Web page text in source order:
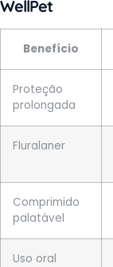
WellPet
Benefício
Proteção
prolongada
Fluralaner
Comprimido
palatável
Uso oral